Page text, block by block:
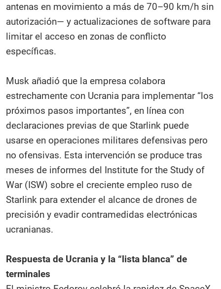
antenas en movimiento a más de 70–90 km/h sin
autorización— y actualizaciones de software para
limitar el acceso en zonas de conflicto
específicas.
Musk añadió que la empresa colabora
estrechamente con Ucrania para implementar “los
próximos pasos importantes”, en línea con
declaraciones previas de que Starlink puede
usarse en operaciones militares defensivas pero
no ofensivas. Esta intervención se produce tras
meses de informes del Institute for the Study of
War (ISW) sobre el creciente empleo ruso de
Starlink para extender el alcance de drones de
precisión y evadir contramedidas electrónicas
ucranianas.
Respuesta de Ucrania y la “lista blanca” de
terminales